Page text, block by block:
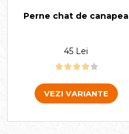
Perne chat de canapea
45 Lei
VEZI VARIANTE